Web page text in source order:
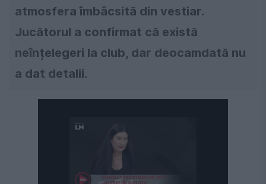
atmosfera îmbâcsită din vestiar.
Jucătorul a confirmat că există
neînțelegeri la club, dar deocamdată nu
a dat detalii.